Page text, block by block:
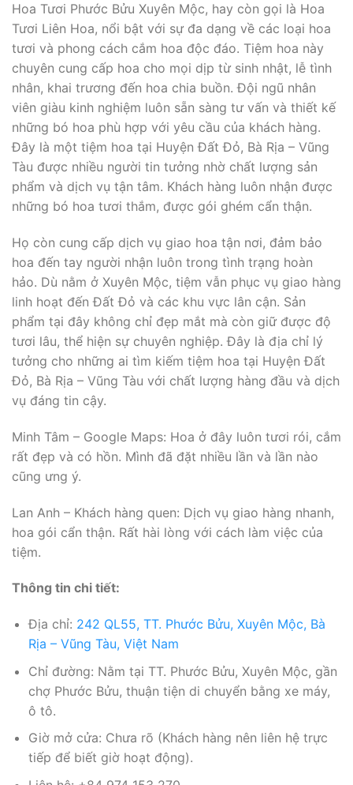
Hoa Tươi Phước Bửu Xuyên Mộc, hay còn gọi là Hoa
Tươi Liên Hoa, nổi bật với sự đa dạng về các loại hoa
tươi và phong cách cắm hoa độc đáo. Tiệm hoa này
chuyên cung cấp hoa cho mọi dịp từ sinh nhật, lễ tình
nhân, khai trương đến hoa chia buồn. Đội ngũ nhân
viên giàu kinh nghiệm luôn sẵn sàng tư vấn và thiết kế
những bó hoa phù hợp với yêu cầu của khách hàng.
Đây là một tiệm hoa tại Huyện Đất Đỏ, Bà Rịa – Vũng
Tàu được nhiều người tin tưởng nhờ chất lượng sản
phẩm và dịch vụ tận tâm. Khách hàng luôn nhận được
những bó hoa tươi thắm, được gói ghém cẩn thận.
Họ còn cung cấp dịch vụ giao hoa tận nơi, đảm bảo
hoa đến tay người nhận luôn trong tình trạng hoàn
hảo. Dù nằm ở Xuyên Mộc, tiệm vẫn phục vụ giao hàng
linh hoạt đến Đất Đỏ và các khu vực lân cận. Sản
phẩm tại đây không chỉ đẹp mắt mà còn giữ được độ
tươi lâu, thể hiện sự chuyên nghiệp. Đây là địa chỉ lý
tưởng cho những ai tìm kiếm tiệm hoa tại Huyện Đất
Đỏ, Bà Rịa – Vũng Tàu với chất lượng hàng đầu và dịch
vụ đáng tin cậy.
Minh Tâm – Google Maps: Hoa ở đây luôn tươi rói, cắm
rất đẹp và có hồn. Mình đã đặt nhiều lần và lần nào
cũng ưng ý.
Lan Anh – Khách hàng quen: Dịch vụ giao hàng nhanh,
hoa gói cẩn thận. Rất hài lòng với cách làm việc của
tiệm.
Thông tin chi tiết:
Địa chỉ: 242 QL55, TT. Phước Bửu, Xuyên Mộc, Bà
Rịa – Vũng Tàu, Việt Nam
Chỉ đường: Nằm tại TT. Phước Bửu, Xuyên Mộc, gần
chợ Phước Bửu, thuận tiện di chuyển bằng xe máy,
ô tô.
Giờ mở cửa: Chưa rõ (Khách hàng nên liên hệ trực
tiếp để biết giờ hoạt động).